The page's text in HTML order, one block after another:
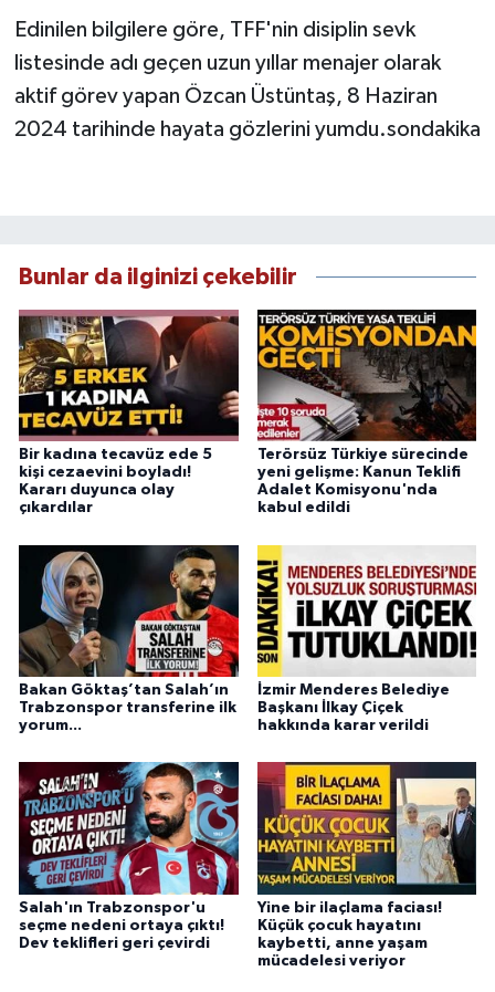
Edinilen bilgilere göre, TFF'nin disiplin sevk
listesinde adı geçen uzun yıllar menajer olarak
aktif görev yapan Özcan Üstüntaş, 8 Haziran
2024 tarihinde hayata gözlerini yumdu.sondakika
Bunlar da ilginizi çekebilir
Bir kadına tecavüz ede 5
kişi cezaevini boyladı!
Kararı duyunca olay
çıkardılar
Terörsüz Türkiye sürecinde
yeni gelişme: Kanun Teklifi
Adalet Komisyonu'nda
kabul edildi
Bakan Göktaş’tan Salah’ın
Trabzonspor transferine ilk
yorum...
İzmir Menderes Belediye
Başkanı İlkay Çiçek
hakkında karar verildi
Salah'ın Trabzonspor'u
seçme nedeni ortaya çıktı!
Dev teklifleri geri çevirdi
Yine bir ilaçlama faciası!
Küçük çocuk hayatını
kaybetti, anne yaşam
mücadelesi veriyor